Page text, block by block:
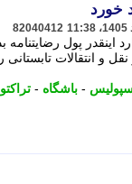
خورد
82040412
اینقدر پول رضایتنامه
و انتقالات تابستانی
- باشگاه -